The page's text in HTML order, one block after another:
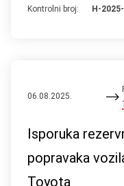
Kontrolni broj: H-
06.08.2025.
Isporuka
popravaka
Toyota